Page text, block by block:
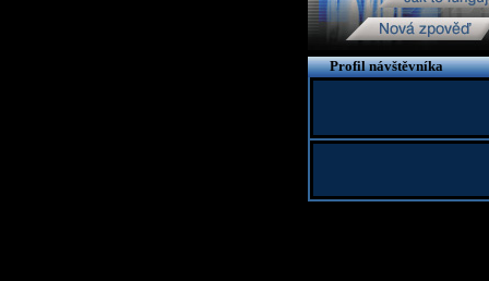
Profil návštěvníka